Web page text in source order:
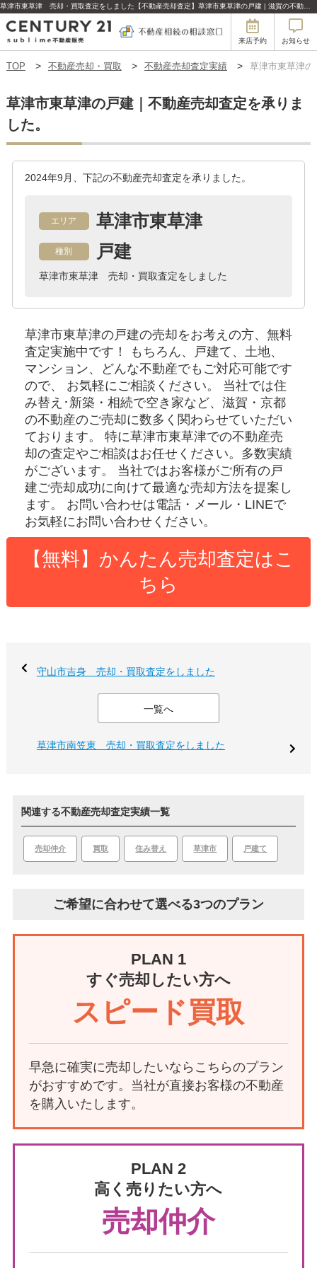
来店予約 お知らせ
TOP 不動産売却・買取 不動産売却査定実績 草津市東草津
草津市東草津の戸建｜不動産売却査定を承りま
した。
2024年9月、下記の不動産売却査定を承りました。
エリア 草津市東草津
種別 戸建
草津市東草津 売却・買取査定をしました
草津市東草津の戸建の売却をお考えの方、無料
査定実施中です！
もちろん、戸建て、土地、
マンション、どんな不動産でもご対応可能です
ので、 お気軽にご相談ください。
当社では住
み替え･新築・相続で空き家など、滋賀・京都
の不動産のご売却に数多く関わらせていただい
ております。
特に草津市東草津での不動産売
却の査定やご相談はお任せください。多数実績
がございます。
当社ではお客様がご所有の戸
建ご売却成功に向けて最適な売却方法を提案し
ます。
お問い合わせは電話・メール・LINEで
お気軽にお問い合わせください。
【無料】かんたん売却査定はこ
ちら
守山市吉身 売却・買取査定をしました
一覧へ
草津市南笠東 売却・買取査定をしました
関連する不動産売却査定実績一覧
売却仲介 買取 住み替え 草津市 戸建て
ご希望に合わせて選べる3つのプラン
PLAN 1
すぐ売却したい方へ
スピード買取
早急に確実に売却したいならこちらのプラン
がおすすめです。当社が直接お客様の不動産
を購入いたします。
PLAN 2
高く売りたい方へ
売却仲介